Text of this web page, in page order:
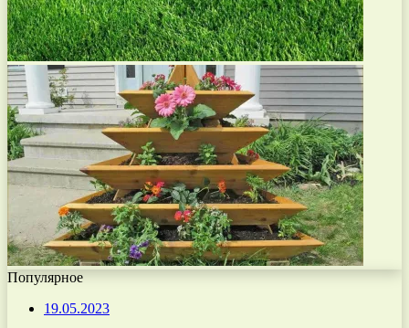
Популярное
19.05.2023